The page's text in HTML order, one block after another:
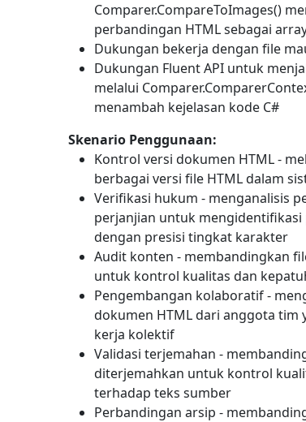
Comparer.CompareToImages()
perbandingan HTML sebagai
Dukungan bekerja dengan file
Dukungan Fluent API untuk
melalui
menambah kejelasan kode C#
Skenario Penggunaan:
Kontrol versi dokumen HTML -
berbagai versi file HTML dalam
Verifikasi hukum - menganalisis
perjanjian untuk
dengan presisi tingkat karakter
Audit konten - membandingkan
untuk kontrol kualitas dan
Pengembangan kolaboratif -
dokumen HTML dari anggota
kerja kolektif
Validasi terjemahan -
diterjemahkan untuk kontrol
terhadap teks sumber
Perbandingan arsip -